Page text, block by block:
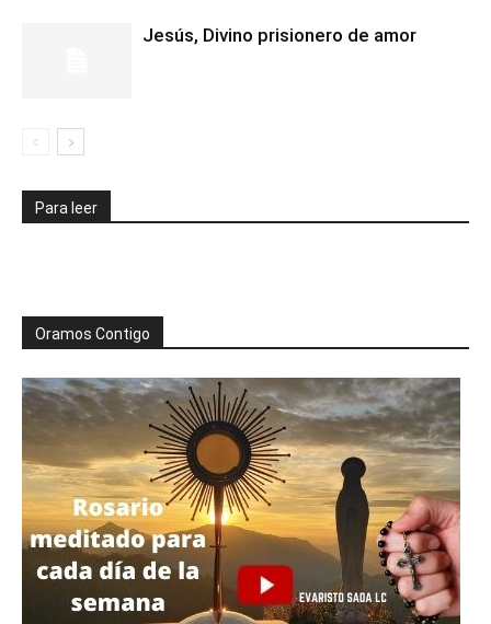
Jesús, Divino prisionero de amor
Para leer
Oramos Contigo